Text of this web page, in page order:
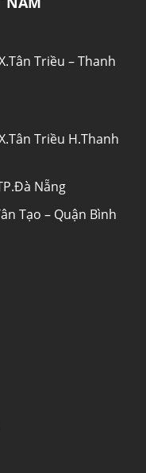
Triều – Thanh
Triều H.Thanh
Nẵng
Tạo – Quận Bình